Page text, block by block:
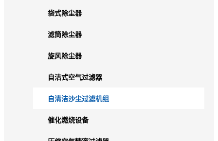
袋式除尘器
滤筒除尘器
旋风除尘器
自洁式空气过滤器
自清洁沙尘过滤机组
催化燃烧设备